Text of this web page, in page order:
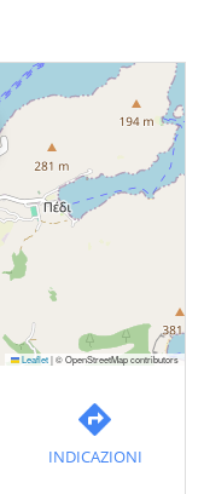
Leaflet|© OpenStreetMap contributors
INDICAZIONI